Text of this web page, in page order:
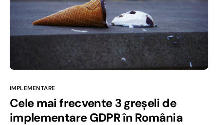
IMPLEMENTARE
Cele mai frecvente 3 greșeli de
implementare GDPR în România